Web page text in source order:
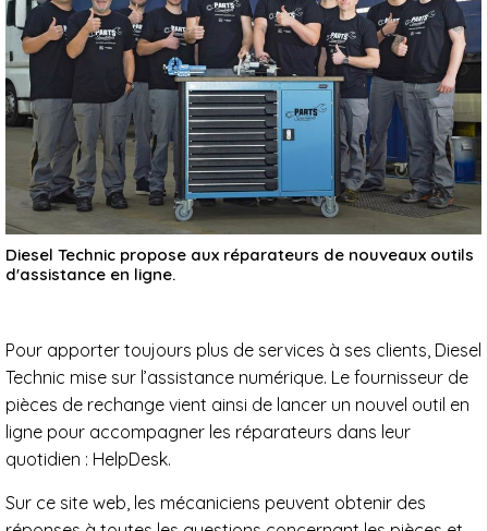
Diesel Technic propose aux réparateurs de nouveaux outils
d'assistance en ligne.
Pour apporter toujours plus de services à ses clients, Diesel
Technic mise sur l’assistance numérique. Le fournisseur de
pièces de rechange vient ainsi de lancer un nouvel outil en
ligne pour accompagner les réparateurs dans leur
quotidien : HelpDesk.
Sur ce site web, les mécaniciens peuvent obtenir des